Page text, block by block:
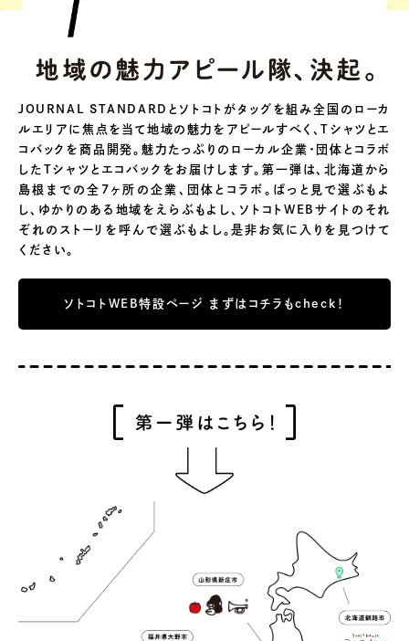
JOURNAL STANDARDとソトコトがタッグを組み全国のローカ
ルエリアに焦点を当て地域の魅力をアピールすべく、Tシャツとエ
コバックを商品開発。魅力たっぷりのローカル企業・団体とコラボ
したTシャツとエコバックをお届けします。第一弾は、北海道から
島根までの全7ヶ所の企業、団体とコラボ。 ぱっと見で選ぶもよ
し、ゆかりのある地域をえらぶもよし、 ソトコトWEBサイトのそれ
ぞれのストーリを呼んで選ぶもよし。是非お気に入りを見つけて
ください。
ソトコトWEB特設ページ まずはコチラもcheck！